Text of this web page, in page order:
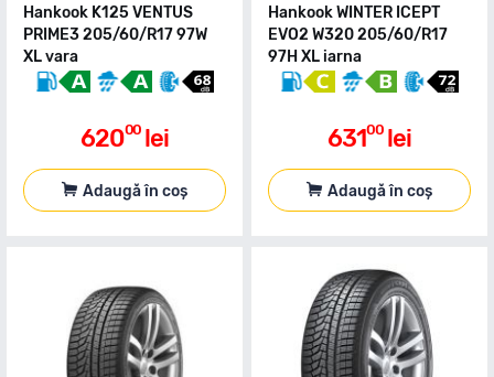
Hankook K125 VENTUS
PRIME3 205/60/R17 97W
XL vara
62000 lei
Adaugă în coș
Hankook WINTER ICEPT
EVO2 W320 205/60/R17
97H XL iarna
63100 lei
Adaugă în coș